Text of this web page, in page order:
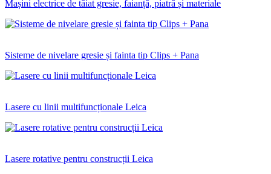
Mașini electrice de tăiat gresie, faianță, piatră și materiale
Sisteme de nivelare gresie și fainta tip Clips + Pana
Lasere cu linii multifuncționale Leica
Lasere rotative pentru construcții Leica